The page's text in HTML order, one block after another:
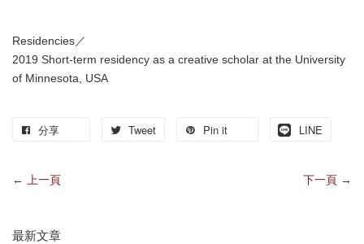
Residencies／
2019 Short-term residency as a creative scholar at the University
of Minnesota, USA
分享 Tweet Pin it LINE
← 上一頁 下一頁 →
最新文章